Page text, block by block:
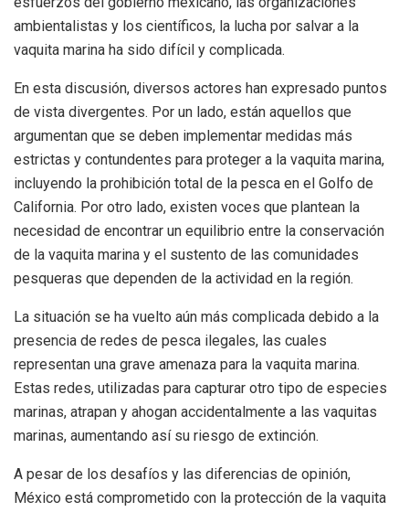
ambientalistas y los científicos, la lucha por salvar a la
vaquita marina ha sido difícil y complicada.
En esta discusión, diversos actores han expresado puntos
de vista divergentes. Por un lado, están aquellos que
argumentan que se deben implementar medidas más
estrictas y contundentes para proteger a la vaquita marina,
incluyendo la prohibición total de la pesca en el Golfo de
California. Por otro lado, existen voces que plantean la
necesidad de encontrar un equilibrio entre la conservación
de la vaquita marina y el sustento de las comunidades
pesqueras que dependen de la actividad en la región.
La situación se ha vuelto aún más complicada debido a la
presencia de redes de pesca ilegales, las cuales
representan una grave amenaza para la vaquita marina.
Estas redes, utilizadas para capturar otro tipo de especies
marinas, atrapan y ahogan accidentalmente a las vaquitas
marinas, aumentando así su riesgo de extinción.
A pesar de los desafíos y las diferencias de opinión,
México está comprometido con la protección de la vaquita